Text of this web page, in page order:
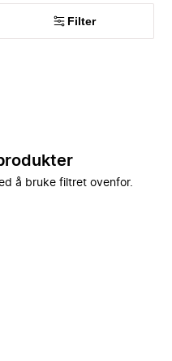
Filter
å bruke filtret ovenfor.